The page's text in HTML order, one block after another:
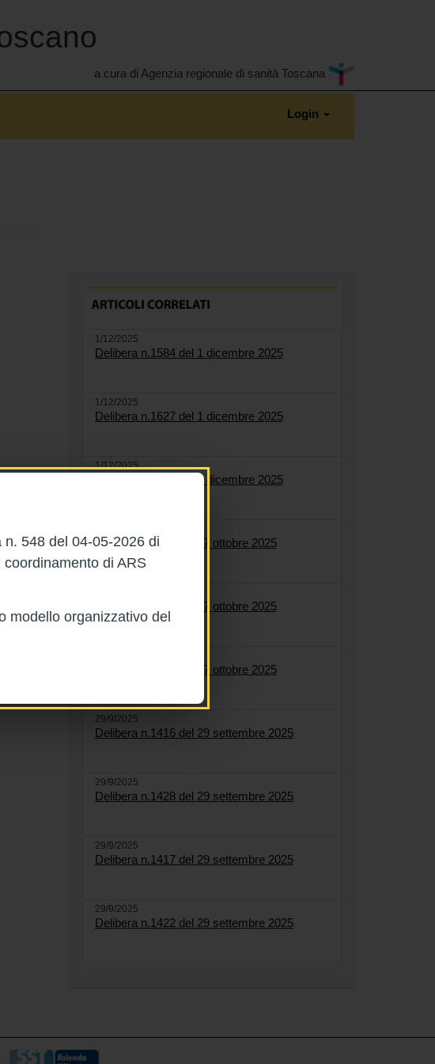
548 del 04-05-2026 di
di ARS
modello organizzativo del
a cura di Agenzia regionale di sanità Toscana
Login
1/12/2025
Delibera n.1584 del 1 dicembre 2025
1/12/2025
Delibera n.1627 del 1 dicembre 2025
1/12/2025
Delibera n.1622 del 1 dicembre 2025
Delibera n.1561 del 27 ottobre 2025
Delibera n.1558 del 27 ottobre 2025
Delibera n.1564 del 27 ottobre 2025
29/9/2025
Delibera n.1416 del 29 settembre 2025
29/9/2025
Delibera n.1428 del 29 settembre 2025
29/9/2025
Delibera n.1417 del 29 settembre 2025
29/9/2025
Delibera n.1422 del 29 settembre 2025